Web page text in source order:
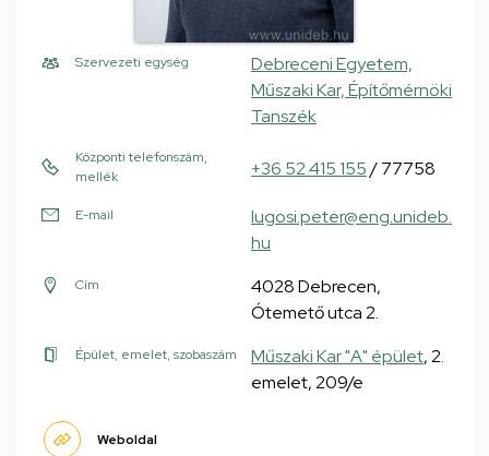
Szervezeti egység
Debreceni Egyetem,
Műszaki Kar, Építőmérnöki
Tanszék
Központi telefonszám,
mellék
+36 52 415 155/ 77758
E-mail
lugosi.peter@eng.unideb.
hu
Cím
4028 Debrecen,
Ótemető utca 2.
Épület, emelet, szobaszám Műszaki Kar "A" épület, 2.
emelet, 209/e
Weboldal